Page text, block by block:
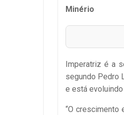
Minério
Imperatriz é a
segundo Pedro
e está
“O crescimento